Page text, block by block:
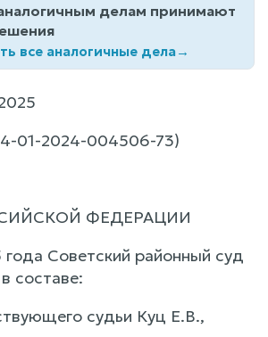
делам принимают
все аналогичные дела→
01-2024-004506-73)
ФЕДЕРАЦИИ
года Советский районный суд
составе:
судьи Куц Е.В.,